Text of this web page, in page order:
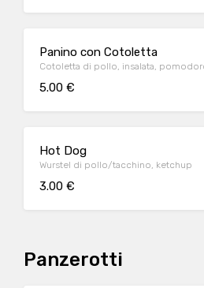
Panino con Cotoletta
Cotoletta di pollo, insalata,
5.00 €
Hot Dog
Wurstel di pollo/tacchino, ketchup
3.00 €
Panzerotti